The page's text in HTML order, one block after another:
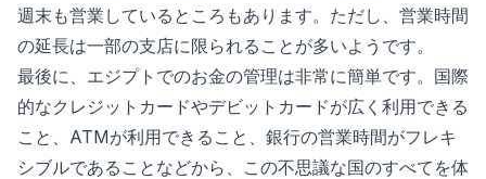
週末も営業しているところもあります。ただし、営業時間
の延長は一部の支店に限られることが多いようです。
最後に、エジプトでのお金の管理は非常に簡単です。国際
的なクレジットカードやデビットカードが広く利用できる
こと、ATMが利用できること、銀行の営業時間がフレキ
シブルであることなどから、この不思議な国のすべてを体